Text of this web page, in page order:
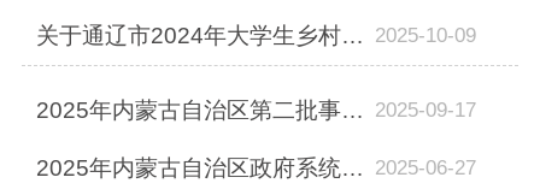
关于通辽市2024年大学生乡村医生专项计划“1+N”补充招聘人员资格复审的公告 2025-10-09
2025年内蒙古自治区第二批事业单位“1+N”补充招聘通辽市直卫生健康系统医疗岗考察... 2025-09-17
2025年内蒙古自治区政府系统第二批事业单位公开招聘工作人员通辽市直卫生健康系统... 2025-06-27